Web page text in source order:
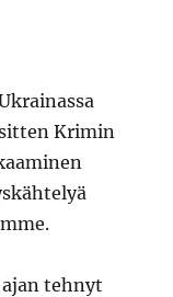
Krimin
tehnyt